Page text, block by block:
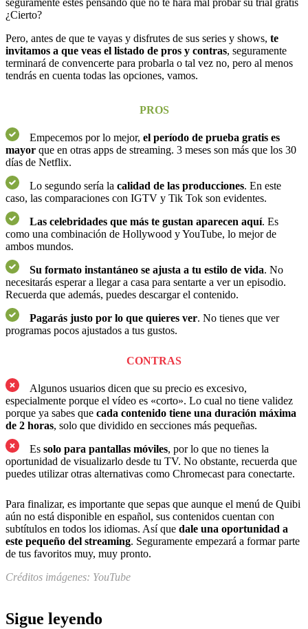
¿Cierto?
Pero, antes de que te vayas y disfrutes de sus series y shows, te
invitamos a que veas el listado de pros y contras, seguramente
terminará de convencerte para probarla o tal vez no, pero al menos
tendrás en cuenta todas las opciones, vamos.
PROS
Empecemos por lo mejor, el período de prueba gratis es
mayor que en otras apps de streaming. 3 meses son más que los 30
días de Netflix.
Lo segundo sería la calidad de las producciones. En este
caso, las comparaciones con IGTV y Tik Tok son evidentes.
Las celebridades que más te gustan aparecen aquí. Es
como una combinación de Hollywood y YouTube, lo mejor de
ambos mundos.
Su formato instantáneo se ajusta a tu estilo de vida. No
necesitarás esperar a llegar a casa para sentarte a ver un episodio.
Recuerda que además, puedes descargar el contenido.
Pagarás justo por lo que quieres ver. No tienes que ver
programas pocos ajustados a tus gustos.
CONTRAS
Algunos usuarios dicen que su precio es excesivo,
especialmente porque el vídeo es «corto». Lo cual no tiene validez
porque ya sabes que cada contenido tiene una duración máxima
de 2 horas, solo que dividido en secciones más pequeñas.
Es solo para pantallas móviles, por lo que no tienes la
oportunidad de visualizarlo desde tu TV. No obstante, recuerda que
puedes utilizar otras alternativas como Chromecast para conectarte.
Para finalizar, es importante que sepas que aunque el menú de Quibi
aún no está disponible en español, sus contenidos cuentan con
subtítulos en todos los idiomas. Así que dale una oportunidad a
este pequeño del streaming. Seguramente empezará a formar parte
de tus favoritos muy, muy pronto.
Créditos imágenes: YouTube
Sigue leyendo